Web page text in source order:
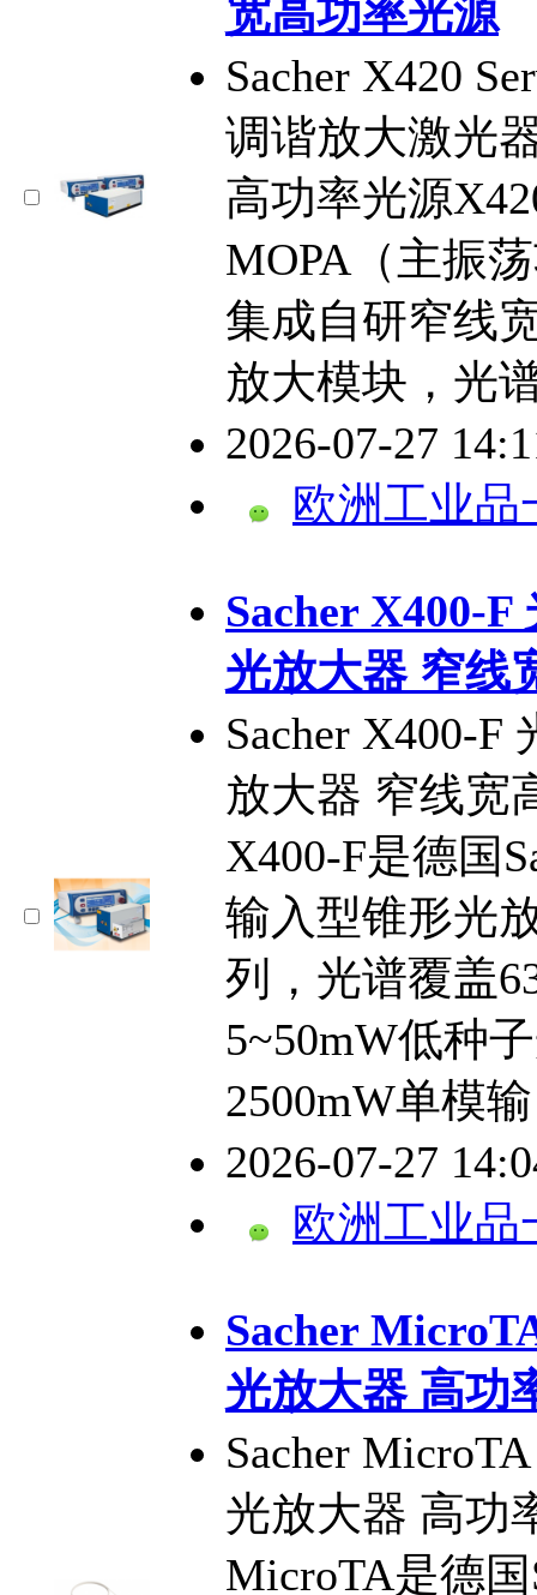
宽高功率光源
Sacher X420
调谐放大激光
高功率光源
MOPA（主振
集成自研窄线
放大模块，光
2026-07-27
欧洲工业品
​Sacher X400-
光放大器 窄线
Sacher X400-
放大器 窄线宽
X400-F是德国
输入型锥形光
列，光谱覆盖
5~50mW低种
2500mW单模输
2026-07-27
欧洲工业品
Sacher
光放大器 高功
Sacher
光放大器 高功
MicroTA是德